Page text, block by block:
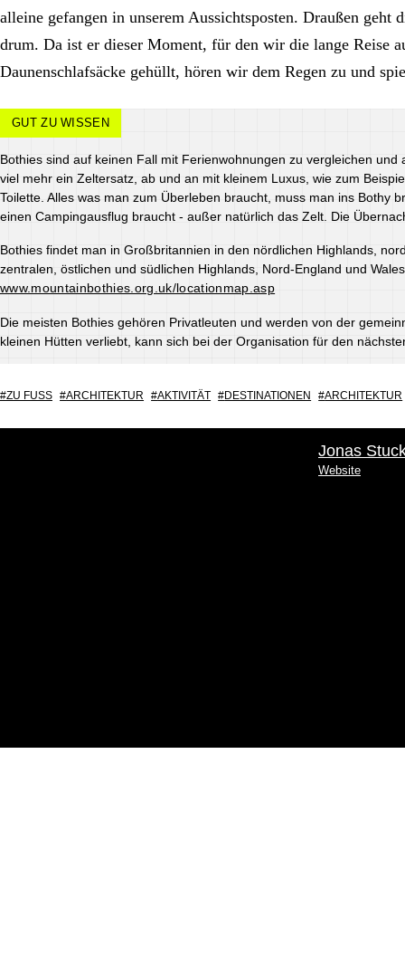
alleine gefangen in unserem Aussichtsposten. Draußen
drum. Da ist er dieser Moment, für den wir die lange Reise
Daunenschlafsäcke gehüllt, hören wir dem Regen zu und
GUT ZU WISSEN
Bothies sind auf keinen Fall mit Ferienwohnungen zu vergleichen
viel mehr ein Zeltersatz, ab und an mit kleinem Luxus, wie zum
Toilette. Alles was man zum Überleben braucht, muss man ins Bothy
einen Campingausflug braucht - außer natürlich das Zelt. Die
Bothies findet man in Großbritannien in den nördlichen Highlands,
zentralen, östlichen und südlichen Highlands, Nord-England und
www.mountainbothies.org.uk/locationmap.asp
Die meisten Bothies gehören Privatleuten und werden von der
kleinen Hütten verliebt, kann sich bei der Organisation für den
ZU FUSS ARCHITEKTUR AKTIVITÄT DESTINATIONEN ARCHITEKTUR
Jonas
Website